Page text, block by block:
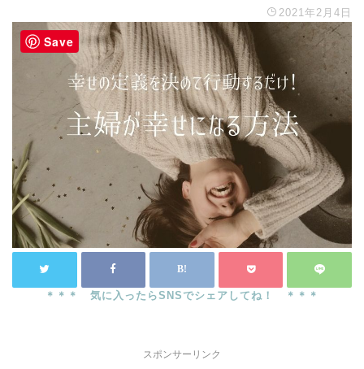
2021年2月4日
スポンサーリンク
Save